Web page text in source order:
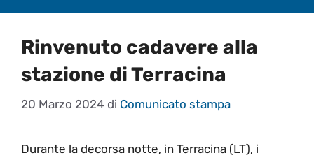
Rinvenuto cadavere alla
stazione di Terracina
20 Marzo 2024 di Comunicato stampa
Durante la decorsa notte, in Terracina (LT), i